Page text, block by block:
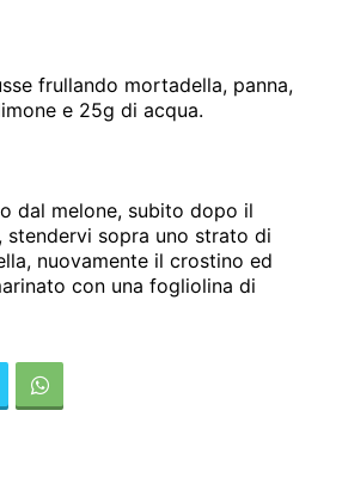
frullando mortadella, panna,
e 25g di acqua.
dal melone, subito dopo il
stendervi sopra uno strato di
nuovamente il crostino ed
con una fogliolina di